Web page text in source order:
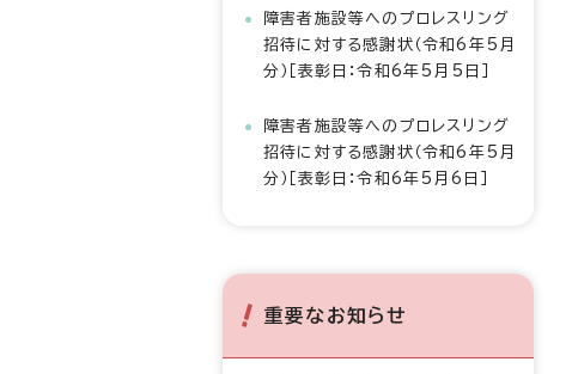
障害者施設等へのプロレスリング
招待に対する感謝状（令和6年5月
分）［表彰日：令和6年5月5日］
障害者施設等へのプロレスリング
招待に対する感謝状（令和6年5月
分）［表彰日：令和6年5月6日］
重要なお知らせ